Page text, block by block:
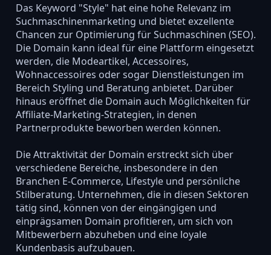
Das Keyword "Style" hat eine hohe Relevanz im
Suchmaschinenmarketing und bietet exzellente
Chancen zur Optimierung für Suchmaschinen (SEO).
Die Domain kann ideal für eine Plattform eingesetzt
werden, die Modeartikel, Accessoires,
Wohnaccessoires oder sogar Dienstleistungen im
Bereich Styling und Beratung anbietet. Darüber
hinaus eröffnet die Domain auch Möglichkeiten für
Affiliate-Marketing-Strategien, in denen
Partnerprodukte beworben werden können.
Die Attraktivität der Domain erstreckt sich über
verschiedene Bereiche, insbesondere in den
Branchen E-Commerce, Lifestyle und persönliche
Stilberatung. Unternehmen, die in diesen Sektoren
tätig sind, können von der eingängigen und
einprägsamen Domain profitieren, um sich von
Mitbewerbern abzuheben und eine loyale
Kundenbasis aufzubauen.